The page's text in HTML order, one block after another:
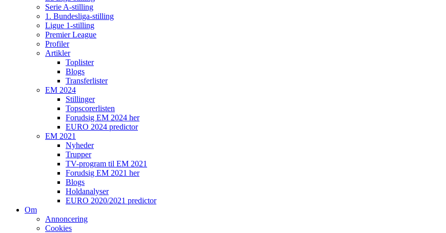
Serie A-stilling
1. Bundesliga-stilling
Ligue 1-stilling
Premier League
Profiler
Artikler
Toplister
Blogs
Transferlister
EM 2024
Stillinger
Topscorerlisten
Forudsig EM 2024 her
EURO 2024 predictor
EM 2021
Nyheder
Trupper
TV-program til EM 2021
Forudsig EM 2021 her
Blogs
Holdanalyser
EURO 2020/2021 predictor
Om
Annoncering
Cookies